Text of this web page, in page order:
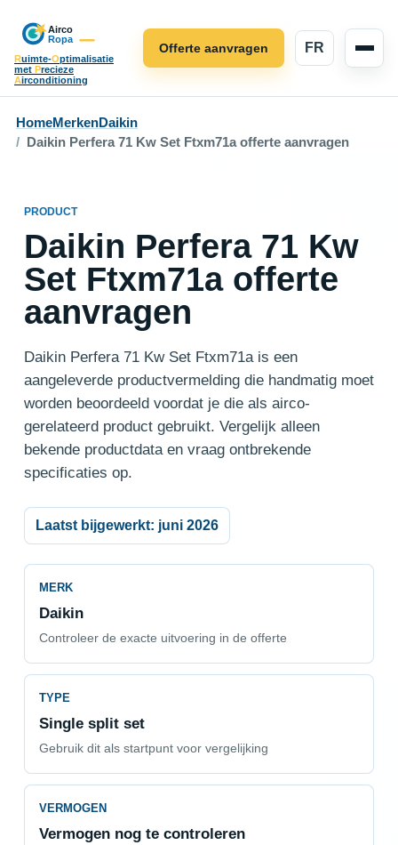
Ruimte-Optimalisatie
met Precieze
Airconditioning
FR
Offerte aanvragen
HomeMerkenDaikin
Daikin Perfera 71 Kw Set Ftxm71a offerte aanvragen
PRODUCT
Daikin Perfera 71 Kw
Set Ftxm71a offerte
aanvragen
Daikin Perfera 71 Kw Set Ftxm71a is een
aangeleverde productvermelding die handmatig moet
worden beoordeeld voordat je die als airco-
gerelateerd product gebruikt. Vergelijk alleen
bekende productdata en vraag ontbrekende
specificaties op.
Laatst bijgewerkt: juni 2026
MERK
Daikin
Controleer de exacte uitvoering in de offerte
TYPE
Single split set
Gebruik dit als startpunt voor vergelijking
VERMOGEN
Vermogen nog te controleren